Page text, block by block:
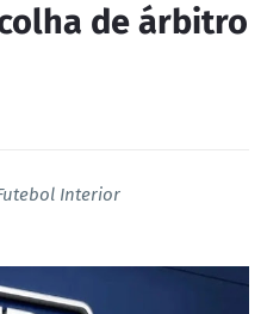
de árbitro
Interior